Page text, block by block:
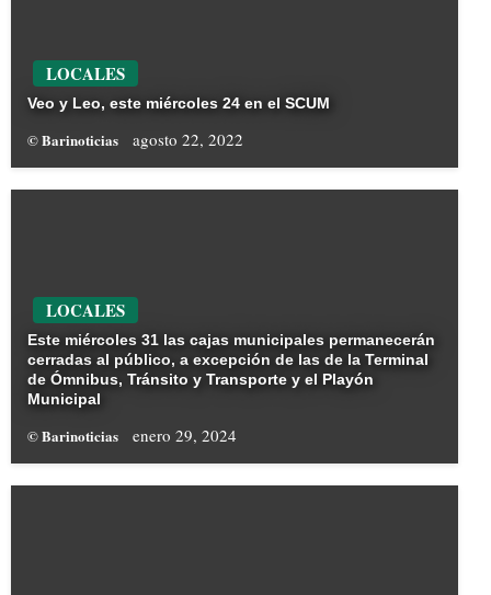
LOCALES
Veo y Leo, este miércoles 24 en el SCUM
© Barinoticias agosto 22, 2022
LOCALES
Este miércoles 31 las cajas municipales permanecerán
cerradas al público, a excepción de las de la Terminal
de Ómnibus, Tránsito y Transporte y el Playón
Municipal
© Barinoticias enero 29, 2024